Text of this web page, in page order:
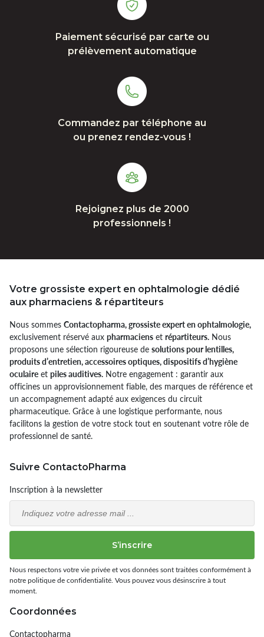
Paiement sécurisé par carte ou
prélèvement automatique
Commandez par téléphone au
ou prenez rendez-vous !
Rejoignez plus de 2000
professionnels !
Votre grossiste expert en ophtalmologie dédié
aux pharmaciens & répartiteurs
Nous sommes Contactopharma, grossiste expert en ophtalmologie,
exclusivement réservé aux pharmaciens et répartiteurs. Nous
proposons une sélection rigoureuse de solutions pour lentilles,
produits d’entretien, accessoires optiques, dispositifs d’hygiène
oculaire et piles auditives. Notre engagement : garantir aux
officines un approvisionnement fiable, des marques de référence et
un accompagnement adapté aux exigences du circuit
pharmaceutique. Grâce à une logistique performante, nous
facilitons la gestion de votre stock tout en soutenant votre rôle de
professionnel de santé.
Suivre ContactoPharma
Inscription à la newsletter
Email
S’inscrire
Nous respectons votre vie privée et vos données sont traitées conformément à
notre politique de confidentialité. Vous pouvez vous désinscrire à tout
moment.
Coordonnées
Contactopharma